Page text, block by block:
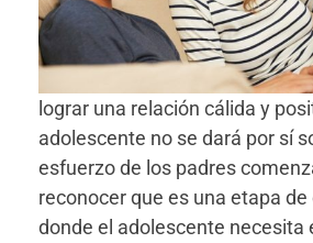
lograr una relación cálida y
adolescente no se dará por sí
esfuerzo de los padres
reconocer que es una etapa
donde el adolescente necesita